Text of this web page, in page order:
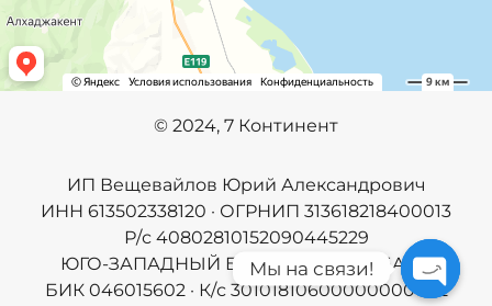
©️ 2024, 7 Континент
ИП Вещевайлов Юрий Александрович
ИНН 613502338120 · ОГРНИП 313618218400013
Р/с 40802810152090445229
ЮГО-ЗАПАДНЫЙ БАНК ПАО СБЕРБАНК
БИК 046015602 · К/с 30101810600000000602
Мы на связи!